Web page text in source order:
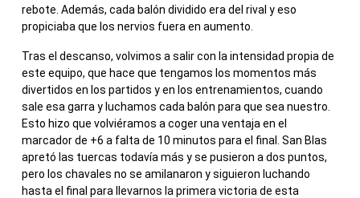
rebote. Además, cada balón dividido era del rival y eso
propiciaba que los nervios fuera en aumento.
Tras el descanso, volvimos a salir con la intensidad propia de
este equipo, que hace que tengamos los momentos más
divertidos en los partidos y en los entrenamientos, cuando
sale esa garra y luchamos cada balón para que sea nuestro.
Esto hizo que volviéramos a coger una ventaja en el
marcador de +6 a falta de 10 minutos para el final. San Blas
apretó las tuercas todavía más y se pusieron a dos puntos,
pero los chavales no se amilanaron y siguieron luchando
hasta el final para llevarnos la primera victoria de esta